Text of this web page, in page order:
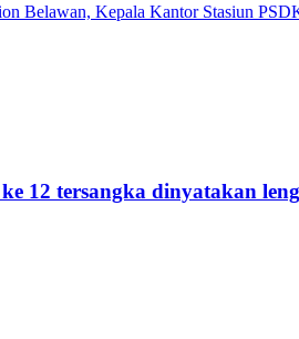
Belawan, Kepala Kantor Stasiun
12 tersangka dinyatakan